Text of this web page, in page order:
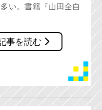
い。書籍『山田全自
事を読む